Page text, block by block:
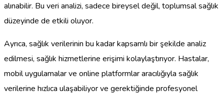
alınabilir. Bu veri analizi, sadece bireysel değil, toplumsal sağlık
düzeyinde de etkili oluyor.
Ayrıca, sağlık verilerinin bu kadar kapsamlı bir şekilde analiz
edilmesi, sağlık hizmetlerine erişimi kolaylaştırıyor. Hastalar,
mobil uygulamalar ve online platformlar aracılığıyla sağlık
verilerine hızlıca ulaşabiliyor ve gerektiğinde profesyonel